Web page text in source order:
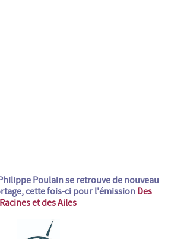
Poulain se retrouve de nouveau
cette fois-ci pour l'émission Des
Racines et des Ailes